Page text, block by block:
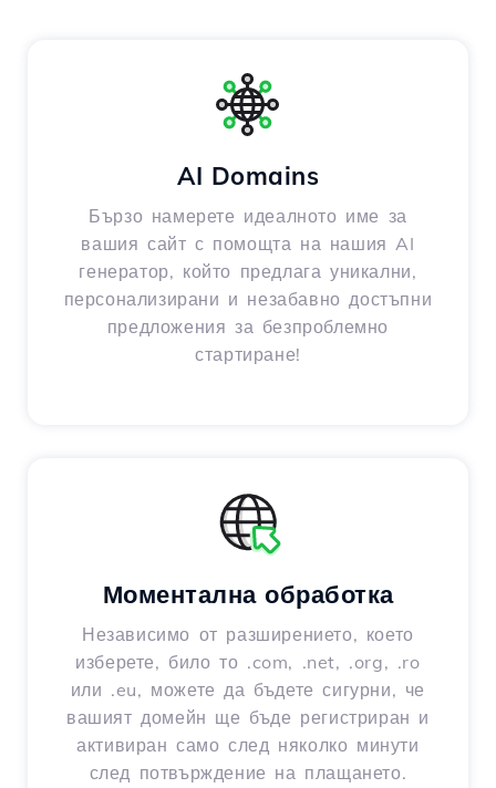
AI Domains
Бързо намерете идеалното име за
вашия сайт с помощта на нашия AI
генератор, който предлага уникални,
персонализирани и незабавно достъпни
предложения за безпроблемно
стартиране!
Моментална обработка
Независимо от разширението, което
изберете, било то .com, .net, .org, .ro
или .eu, можете да бъдете сигурни, че
вашият домейн ще бъде регистриран и
активиран само след няколко минути
след потвърждение на плащането.